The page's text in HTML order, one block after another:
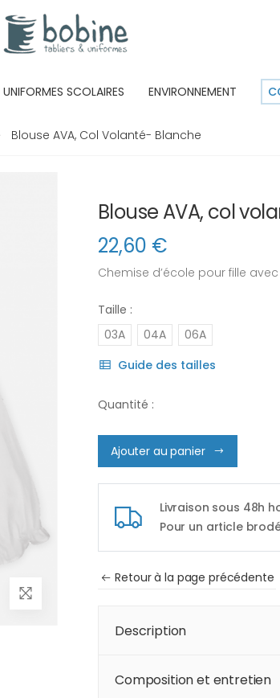
UNIFORMES SCOLAIRES ENVIRONNEMENT
Blouse AVA, Col Volanté- Blanche
Blouse AVA, col
22,60 €
Chemise d’école pour fille
Taille :
03A
04A
06A
Guide des tailles
Quantité :
Ajouter au panier
Livraison sous 48h
Pour un article
Retour à la page précédente
Description
Composition et entretien